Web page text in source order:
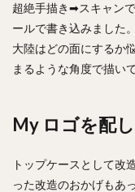
超絶手描き➡スキャン
ールで書き込みました。
大陸はどの面にするか
まるような角度で描い
My ロゴを配
トップケースとして改
った改造のおかげもあ